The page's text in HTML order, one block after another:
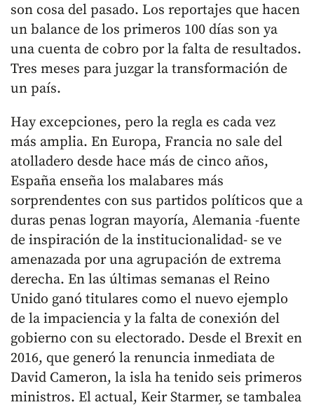
son cosa del pasado. Los reportajes que hacen
un balance de los primeros 100 días son ya
una cuenta de cobro por la falta de resultados.
Tres meses para juzgar la transformación de
un país.
Hay excepciones, pero la regla es cada vez
más amplia. En Europa, Francia no sale del
atolladero desde hace más de cinco años,
España enseña los malabares más
sorprendentes con sus partidos políticos que a
duras penas logran mayoría, Alemania -fuente
de inspiración de la institucionalidad- se ve
amenazada por una agrupación de extrema
derecha. En las últimas semanas el Reino
Unido ganó titulares como el nuevo ejemplo
de la impaciencia y la falta de conexión del
gobierno con su electorado. Desde el Brexit en
2016, que generó la renuncia inmediata de
David Cameron, la isla ha tenido seis primeros
ministros. El actual, Keir Starmer, se tambalea